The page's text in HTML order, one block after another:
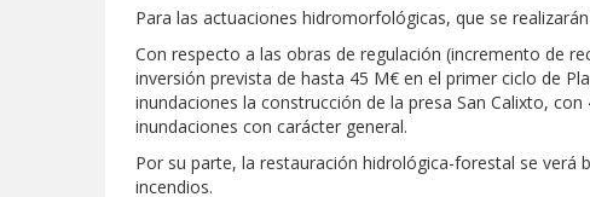
Para las actuaciones hidromorfológicas, que se
Con respecto a las obras de regulación (incremento de
inversión prevista de hasta 45 M€ en el primer ciclo de
inundaciones la construcción de la presa San Calixto,
inundaciones con carácter general.
Por su parte, la restauración hidrológica-forestal se
incendios.